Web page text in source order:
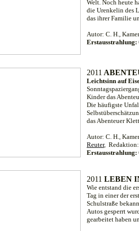
Welt. Noch heute
die Urenkelin des
das ihrer Familie
Autor: C. H.,
Erstausstrahlung:
2011
Leichtsinn auf
Kinder das
Die häufigste
das Abenteuer
Autor: C. H.,
Reuter,
Erstausstrahlung:
2011 LEBEN
Wie entstand die
Tag in einer der
Schulstraße
Autos gesperrt
gearbeitet haben